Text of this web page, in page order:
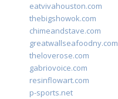
eatvivahouston.com
thebigshowok.com
chimeandstave.com
greatwallseafoodny.com
theloverose.com
gabriovoice.com
resinflowart.com
p-sports.net